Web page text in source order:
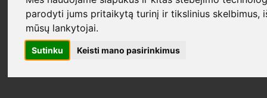
parodyti jums pritaikytą turinį ir tikslinius skelbimus,
mūsų lankytojai.
Sutinku Keisti mano pasirinkimus